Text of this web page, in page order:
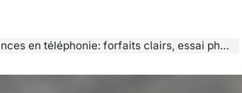
forfaits clairs, essai photo/écran et pose film/verre instantané